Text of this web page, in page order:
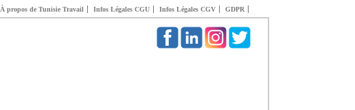
À propos de Tunisie Travail Infos Légales CGU Infos Légales CGV GDPR